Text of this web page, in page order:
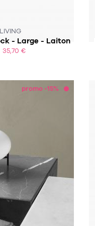
- Large - Laiton
35,70 €
promo -15%